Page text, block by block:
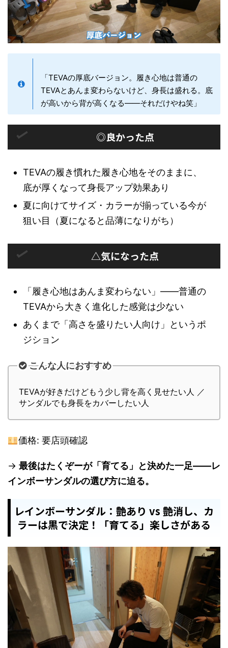
「TEVAの厚底バージョン。履き心地は普通の
TEVAとあんま変わらないけど、身長は盛れる。底
が高いから背が高くなる——それだけやね笑」
◎良かった点
TEVAの履き慣れた履き心地をそのままに、
底が厚くなって身長アップ効果あり
夏に向けてサイズ・カラーが揃っている今が
狙い目（夏になると品薄になりがち）
△気になった点
「履き心地はあんま変わらない」——普通の
TEVAから大きく進化した感覚は少ない
あくまで「高さを盛りたい人向け」というポ
ジション
こんな人におすすめ
TEVAが好きだけどもう少し背を高く見せたい人 ／
サンダルでも身長をカバーしたい人
価格: 要店頭確認
→ 最後はたくぞーが「育てる」と決めた一足——レ
インボーサンダルの選び方に迫る。
レインボーサンダル：艶あり vs 艶消し、カ
ラーは黒で決定！「育てる」楽しさがある